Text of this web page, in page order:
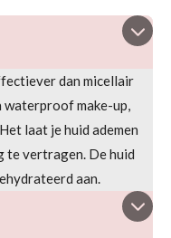
e
r
e
n
dan micellair
make-up,
laat je huid ademen
te vertragen. De huid
aan.